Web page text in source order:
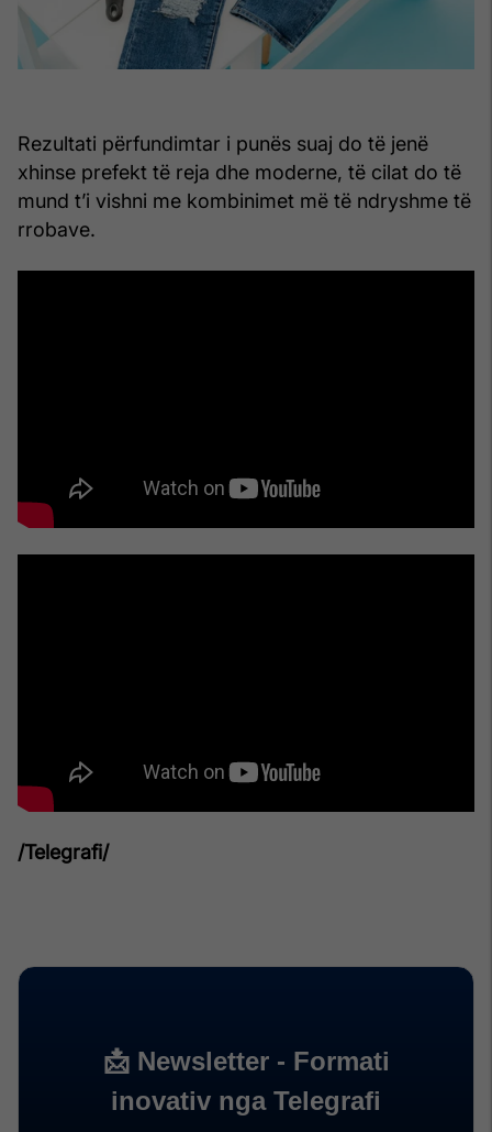
Rezultati përfundimtar i punës suaj do të jenë
xhinse prefekt të reja dhe moderne, të cilat do të
mund t’i vishni me kombinimet më të ndryshme të
rrobave.
/Telegrafi/